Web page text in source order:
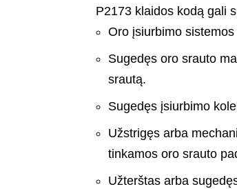
P2173 klaidos kodą gali
Oro įsiurbimo
Sugedęs oro srauto
srautą.
Sugedęs įsiurbimo
Užstrigęs arba
tinkamos oro srauto
Užterštas arba